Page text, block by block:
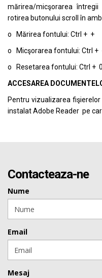
mărirea/micşorarea
rotirea butonului scroll în
o Mărirea fontului: Ctrl + +
o Micşorarea fontului: Ctrl +
o Resetarea fontului: Ctrl + 0
ACCESAREA
Pentru vizualizarea
instalat Adobe Reader pe
Contacteaza-ne
Nume
Email
Mesaj